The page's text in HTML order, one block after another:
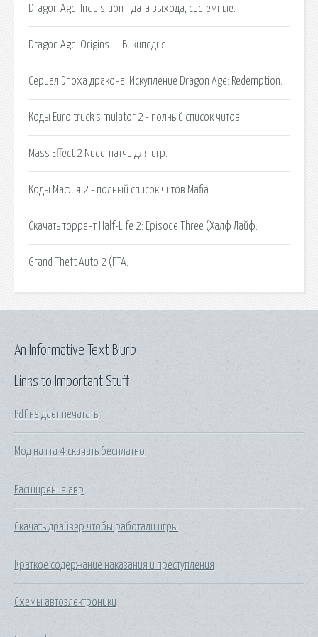
Dragon Age: Inquisition - дата выхода, системные.
Dragon Age: Origins — Википедия.
Сериал Эпоха дракона: Искупление Dragon Age: Redemption.
Коды Euro truck simulator 2 - полный список читов.
Mass Effect 2 Nude-патчи для игр.
Коды Мафия 2 - полный список читов Mafia.
Скачать торрент Half-Life 2: Episode Three (Халф Лайф.
Grand Theft Auto 2 (ГТА.
Links to Important Stuff
Pdf не дает печатать
Мод на гта 4 скачать бесплатно
Расширение авр
Скачать драйвер чтобы работали игры
Краткое содержание наказания и преступления
Схемы автоэлектроники
An Informative Text Blurb